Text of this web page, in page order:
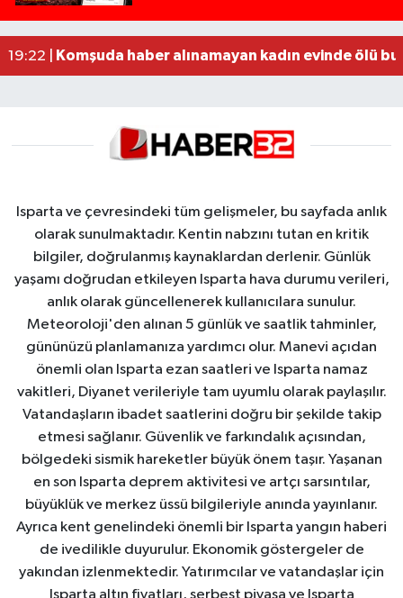
02:26 |MOTOSİKLETLE ÇARPIŞAN OTOMOBİL GÜL
19:22 |
Komşuda haber alınamayan kadın evinde ölü
Isparta ve çevresindeki tüm gelişmeler, bu sayfada anlık
olarak sunulmaktadır. Kentin nabzını tutan en kritik
bilgiler, doğrulanmış kaynaklardan derlenir. Günlük
yaşamı doğrudan etkileyen Isparta hava durumu verileri,
anlık olarak güncellenerek kullanıcılara sunulur.
Meteoroloji'den alınan 5 günlük ve saatlik tahminler,
gününüzü planlamanıza yardımcı olur. Manevi açıdan
önemli olan Isparta ezan saatleri ve Isparta namaz
vakitleri, Diyanet verileriyle tam uyumlu olarak paylaşılır.
Vatandaşların ibadet saatlerini doğru bir şekilde takip
etmesi sağlanır. Güvenlik ve farkındalık açısından,
bölgedeki sismik hareketler büyük önem taşır. Yaşanan
en son Isparta deprem aktivitesi ve artçı sarsıntılar,
büyüklük ve merkez üssü bilgileriyle anında yayınlanır.
Ayrıca kent genelindeki önemli bir Isparta yangın haberi
de ivedilikle duyurulur. Ekonomik göstergeler de
yakından izlenmektedir. Yatırımcılar ve vatandaşlar için